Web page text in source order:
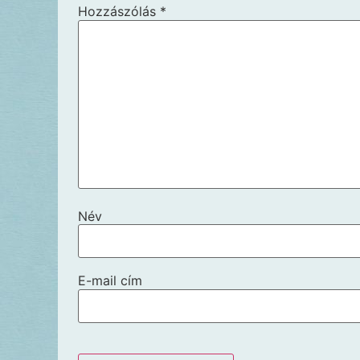
Hozzászólás *
Név
E-mail cím